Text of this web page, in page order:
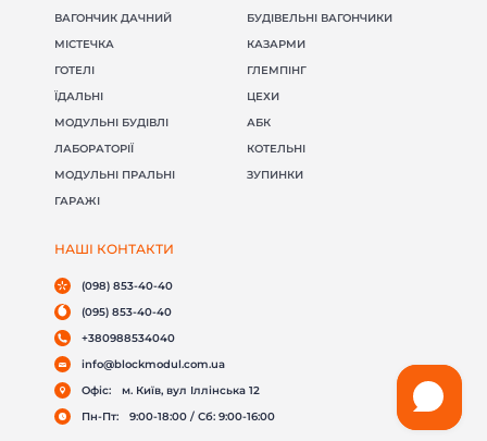
ВАГОНЧИК ДАЧНИЙ
БУДІВЕЛЬНІ ВАГОНЧИКИ
МІСТЕЧКА
КАЗАРМИ
ГОТЕЛІ
ГЛЕМПІНГ
ЇДАЛЬНІ
ЦЕХИ
МОДУЛЬНІ БУДІВЛІ
АБК
ЛАБОРАТОРІЇ
КОТЕЛЬНІ
МОДУЛЬНІ ПРАЛЬНІ
ЗУПИНКИ
ГАРАЖІ
НАШІ КОНТАКТИ
(098) 853-40-40
(095) 853-40-40
+380988534040
info@blockmodul.com.ua
Офіс:
м. Київ, вул Іллінська 12
Пн-Пт:
9:00-18:00 / Сб: 9:00-16:00